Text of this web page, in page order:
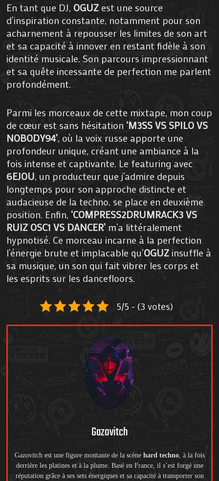
En tant que DJ, OGUZ est une source
d’inspiration constante, notamment pour son
acharnement à repousser les limites de son art
et sa capacité à innover en restant fidèle à son
identité musicale. Son parcours impressionnant
et sa quête incessante de perfection me parlent
profondément.
Parmi les morceaux de cette mixtape, mon coup
de cœur est sans hésitation ‘M3SS VS SPILO VS
NOBODY94’, où la voix russe apporte une
profondeur unique, créant une ambiance à la
fois intense et captivante. Le featuring avec
6EJOU, un producteur que j’admire depuis
longtemps pour son approche distincte et
audacieuse de la techno, se place en deuxième
position. Enfin, ‘COMPRESS2DRUMRACK3 VS
RUIZ OSC1 VS DANCER’ m’a littéralement
hypnotisé. Ce morceau incarne à la perfection
l’énergie brute et implacable qu’OGUZ insuffle à
sa musique, un son qui fait vibrer les corps et
les esprits sur les dancefloors.
5/5 - (3 votes)
Gazovitch
Gazovitch est une figure montante de la scène hard techno, à la fois
derrière les platines et à la plume. Basé en France, il s’est forgé une
réputation grâce à ses sets énergiques et sa capacité à transporter son